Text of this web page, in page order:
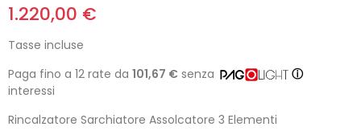
1.220,00 €
Tasse incluse
Paga fino a 12 rate da 101,67 € senza
interessi
ⓘ
Rincalzatore Sarchiatore Assolcatore 3 Elementi